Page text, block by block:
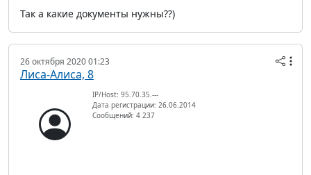
Так а какие документы нужны??)
26 октября 2020 01:23
Лиса-Алиса, 8
IP/Host: 95.70.35.---
Дата регистрации: 26.06.2014
Сообщений: 4 237